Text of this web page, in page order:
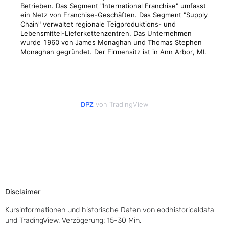
DPZ von TradingView
Disclaimer
Kursinformationen und historische Daten von eodhistoricaldata
und TradingView. Verzögerung: 15-30 Min.